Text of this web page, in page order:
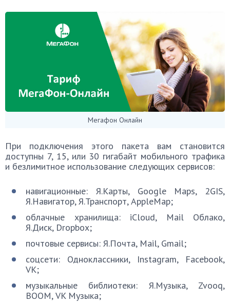
Мегафон Онлайн
При подключения этого пакета вам становится
доступны 7, 15, или 30 гигабайт мобильного трафика
и безлимитное использование следующих сервисов:
навигационные: Я.Карты, Google Maps, 2GIS,
Я.Навигатор, Я.Транспорт, AppleMap;
облачные хранилища: iCloud, Mail Облако,
Я.Диск, Dropbox;
почтовые сервисы: Я.Почта, Mail, Gmail;
соцсети: Одноклассники, Instagram, Facebook,
VK;
музыкальные библиотеки: Я.Музыка, Zvooq,
ВООМ, VK Музыка;